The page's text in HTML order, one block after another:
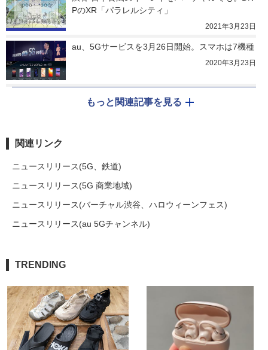
PのXR「パラレルシティ」
2021年3月23日
au、5Gサービスを3月26日開始。スマホは7機種
2020年3月23日
もっと関連記事を見る
関連リンク
ニュースリリース(5G、鉄道)
ニュースリリース(5G 商業地域)
ニュースリリース(バーチャル渋谷、ハロウィーンフェス)
ニュースリリース(au 5Gチャンネル)
TRENDING